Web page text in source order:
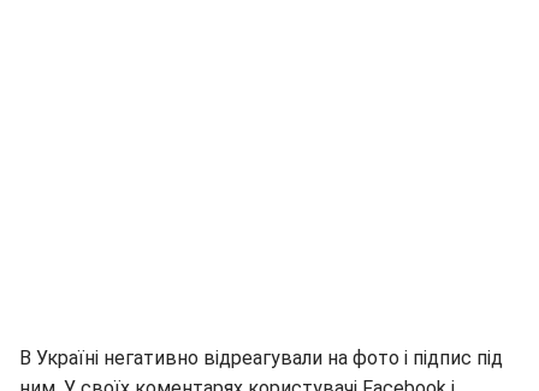
В Україні негативно відреагували на фото і підпис під